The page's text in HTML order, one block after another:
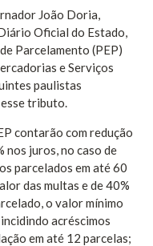
João Doria,
Oficial do Estado,
Parcelamento (PEP)
e Serviços
paulistas
tributo.
contarão com redução
nos juros, no caso de
parcelados em até 60
das multas e de 40%
o valor mínimo
acréscimos
em até 12 parcelas;